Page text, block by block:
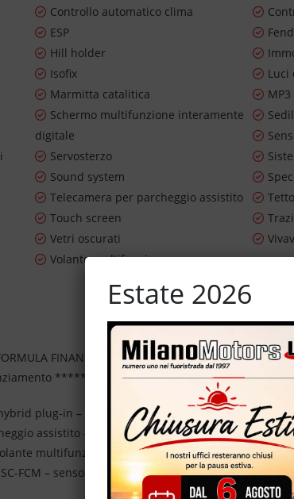
Controllo automatico clima
ESP
Hill holder
Isofix
Luci
Marmitta catalitica
MP3
Schermo multifunzione interamente
digitale
Servosterzo
Sound system
Telecamera per parcheggio assistito
Touch screen
Vetri oscurati
Volante multifunzione
FINANZIAMENTO ***
*****
plug-in – IVA esposta – cambio automatico AT6
assistito – navigatore cartografico – CarPlay –
multifunzione – cerchi in lega da 18'' – tetto
FCM – sensori park – unico proprietario
Estate 2026